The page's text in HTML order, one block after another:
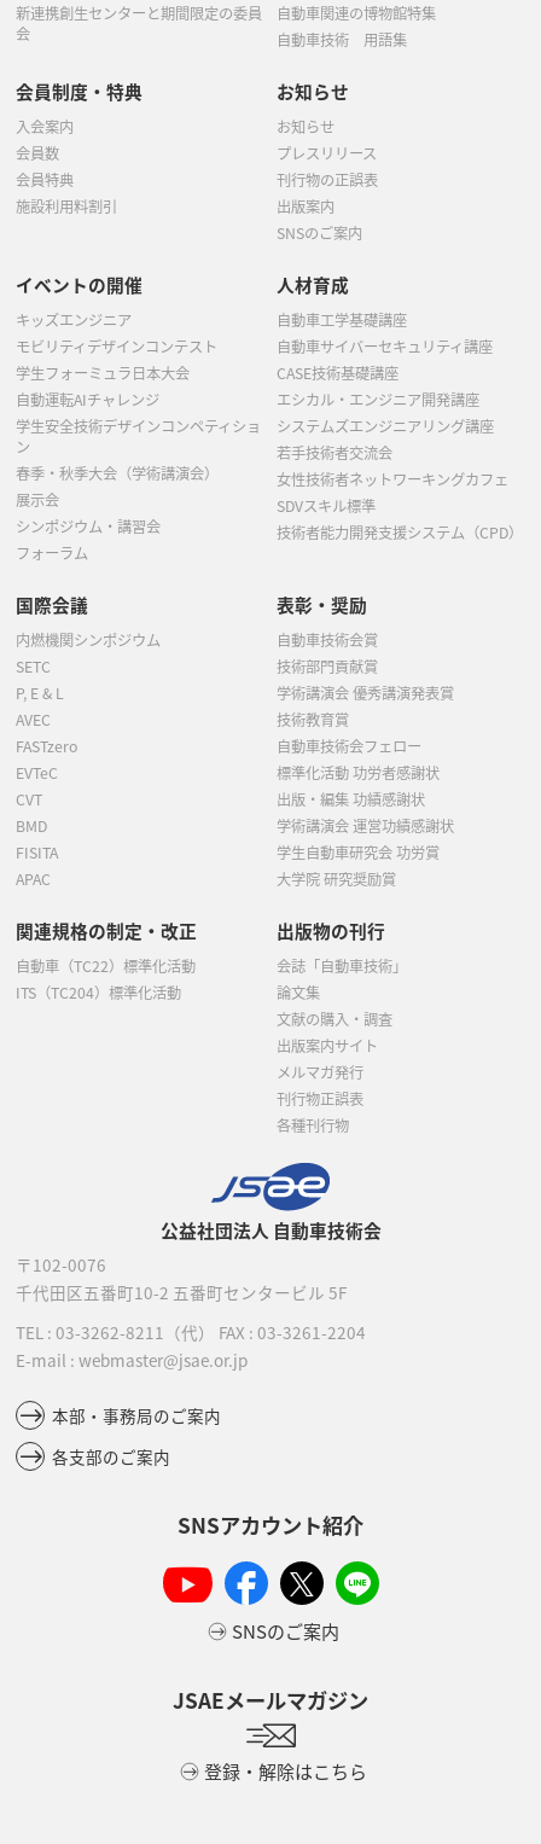
公益社団法人 自動車技術会
〒102-0076
千代田区五番町10-2 五番町センタービル 5F
TEL : 03-3262-8211 （代） FAX : 03-3261-2204
E-mail : webmaster@jsae.or.jp
本部・事務局のご案内
各支部のご案内
SNSアカウント紹介
SNSのご案内
JSAEメールマガジン
登録・解除はこちら
新連携創生センターと期間限定の委員
会
自動車関連の博物館特集
自動車技術 用語集
会員制度・特典
入会案内
会員数
会員特典
施設利用料割引
お知らせ
お知らせ
プレスリリース
刊行物の正誤表
出版案内
SNSのご案内
イベントの開催
キッズエンジニア
モビリティデザインコンテスト
学生フォーミュラ日本大会
自動運転AIチャレンジ
学生安全技術デザインコンペティショ
ン
春季・秋季大会（学術講演会）
展示会
シンポジウム・講習会
フォーラム
人材育成
自動車工学基礎講座
自動車サイバーセキュリティ講座
CASE技術基礎講座
エシカル・エンジニア開発講座
システムズエンジニアリング講座
若手技術者交流会
女性技術者ネットワーキングカフェ
SDVスキル標準
技術者能力開発支援システム（CPD）
国際会議
内燃機関シンポジウム
SETC
P, E & L
AVEC
FASTzero
EVTeC
CVT
BMD
FISITA
APAC
表彰・奨励
自動車技術会賞
技術部門貢献賞
学術講演会 優秀講演発表賞
技術教育賞
自動車技術会フェロー
標準化活動 功労者感謝状
出版・編集 功績感謝状
学術講演会 運営功績感謝状
学生自動車研究会 功労賞
大学院 研究奨励賞
関連規格の制定・改正
自動車（TC22）標準化活動
ITS（TC204）標準化活動
出版物の刊行
会誌「自動車技術」
論文集
文献の購入・調査
出版案内サイト
メルマガ発行
刊行物正誤表
各種刊行物